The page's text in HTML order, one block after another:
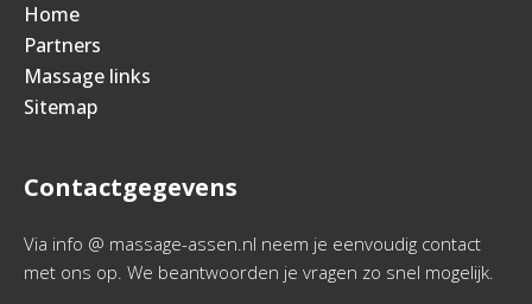
Home
Partners
Massage links
Sitemap
Contactgegevens
Via info @ massage-assen.nl neem je eenvoudig contact
met ons op. We beantwoorden je vragen zo snel mogelijk.